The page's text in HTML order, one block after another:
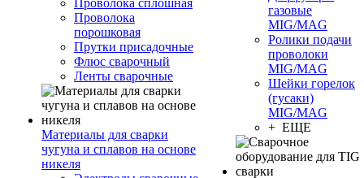
Проволока сплошная
Проволока
порошковая
Прутки присадочные
Флюс сварочный
Ленты сварочные
Материалы для сварки
чугуна и сплавов на основе
никеля
газовые
MIG/MAG
Ролики подачи
проволоки
MIG/MAG
Шейки горелок
(гусаки)
MIG/MAG
+ ЕЩЕ